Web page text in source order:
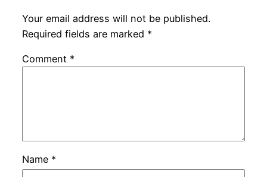
Your email address will not be published.
Required fields are marked *
Comment *
Name *